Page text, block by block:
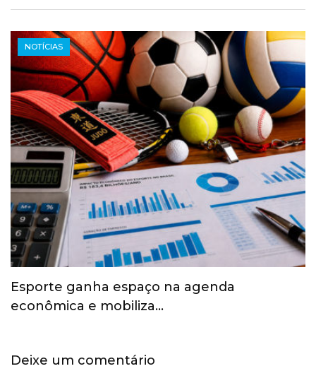
NOTÍCIAS
Esporte ganha espaço na agenda
econômica e mobiliza…
Deixe um comentário